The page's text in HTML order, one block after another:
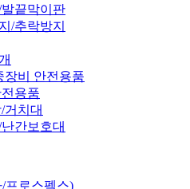
끝막이판
/추락방지
장비 안전용품
용품
거치대
간보호대
/프로스펙스)